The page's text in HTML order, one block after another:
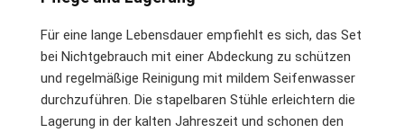
Für eine lange Lebensdauer empfiehlt es sich, das Set
bei Nichtgebrauch mit einer Abdeckung zu schützen
und regelmäßige Reinigung mit mildem Seifenwasser
durchzuführen. Die stapelbaren Stühle erleichtern die
Lagerung in der kalten Jahreszeit und schonen den